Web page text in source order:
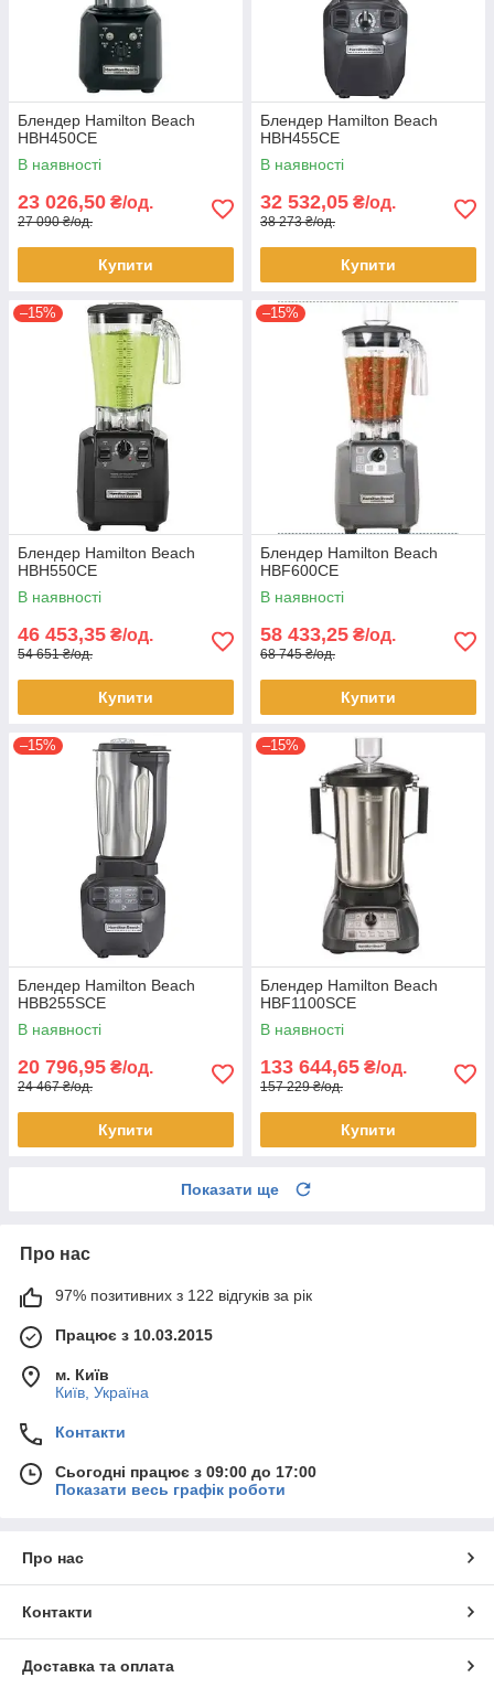
Блендер Hamilton Beach
HBH450CE
В наявності
23 026,50 ₴/од.
27 090 ₴/од.
Купити
Блендер Hamilton Beach
HBH455CE
В наявності
32 532,05 ₴/од.
38 273 ₴/од.
Купити
–15%
Блендер Hamilton Beach
HBH550CE
В наявності
46 453,35 ₴/од.
54 651 ₴/од.
Купити
–15%
Блендер Hamilton Beach
HBF600CE
В наявності
58 433,25 ₴/од.
68 745 ₴/од.
Купити
–15%
Блендер Hamilton Beach
HBB255SCE
В наявності
20 796,95 ₴/од.
24 467 ₴/од.
Купити
–15%
Блендер Hamilton Beach
HBF1100SCE
В наявності
133 644,65 ₴/од.
157 229 ₴/од.
Купити
Показати ще
Про нас
97% позитивних з 122 відгуків за рік
Працює з 10.03.2015
м. Київ
Київ, Україна
Контакти
Сьогодні працює з 09:00 до 17:00
Показати весь графік роботи
Про нас
Контакти
Доставка та оплата